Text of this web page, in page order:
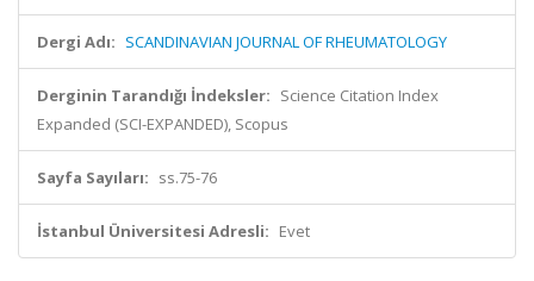
Dergi Adı: SCANDINAVIAN JOURNAL OF RHEUMATOLOGY
Derginin Tarandığı İndeksler: Science Citation Index
Expanded (SCI-EXPANDED), Scopus
Sayfa Sayıları: ss.75-76
İstanbul Üniversitesi Adresli: Evet